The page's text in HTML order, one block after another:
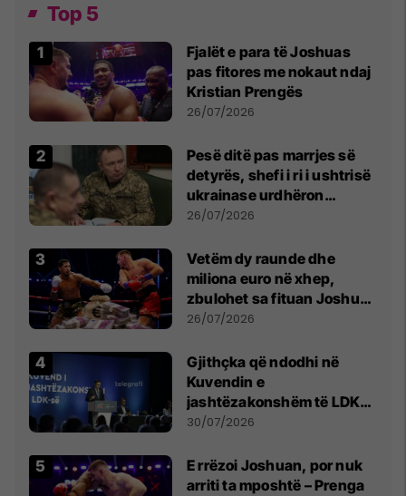
Top 5
Fjalët e para të Joshuas
pas fitores me nokaut ndaj
Kristian Prengës
26/07/2026
Pesë ditë pas marrjes së
detyrës, shefi i ri i ushtrisë
ukrainase urdhëron
kontroll të madh
26/07/2026
Vetëm dy raunde dhe
miliona euro në xhep,
zbulohet sa fituan Joshua
e Prenga
26/07/2026
Gjithçka që ndodhi në
Kuvendin e
jashtëzakonshëm të LDK-
së
30/07/2026
E rrëzoi Joshuan, por nuk
arriti ta mposhtë – Prenga